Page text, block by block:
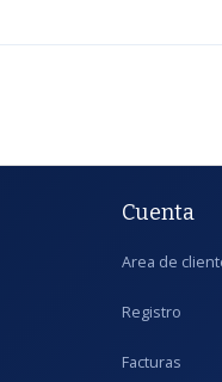
Cuenta
Area de
Registro
Facturas